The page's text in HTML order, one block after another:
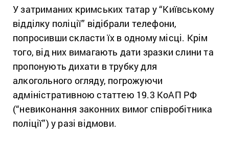
У затриманих кримських татар у “Київському
відділку поліції” відібрали телефони,
попросивши скласти їх в одному місці. Крім
того, від них вимагають дати зразки слини та
пропонують дихати в трубку для
алкогольного огляду, погрожуючи
адміністративною статтею 19.3 КоАП РФ
(“невиконання законних вимог співробітника
поліції”) у разі відмови.